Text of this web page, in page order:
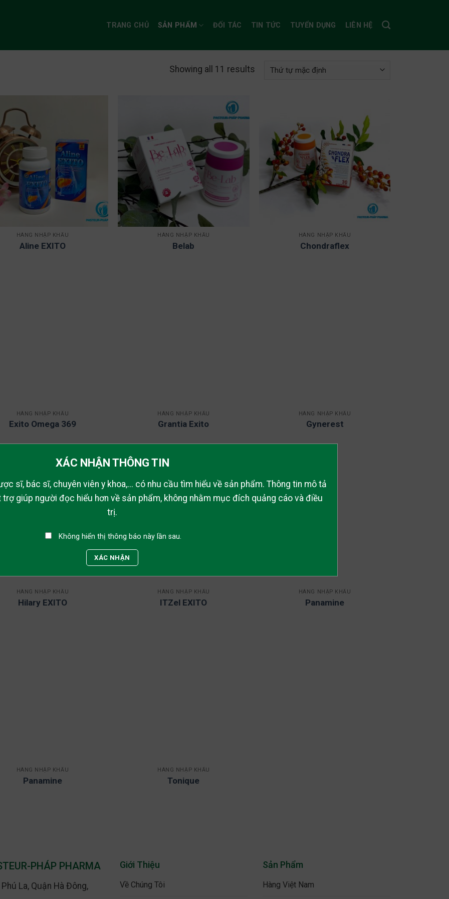
TRANG CHỦ SẢN PHẨM ĐỐI TÁC TIN TỨC TUYỂN DỤNG LIÊN HỆ
Showing all 11 results
HÀNG NHẬP KHẨU
Aline EXITO
HÀNG NHẬP KHẨU
Belab
HÀNG NHẬP KHẨU
Chondraflex
HÀNG NHẬP KHẨU
Exito Omega 369
HÀNG NHẬP KHẨU
Grantia Exito
HÀNG NHẬP KHẨU
Gynerest
HÀNG NHẬP KHẨU
Hilary EXITO
HÀNG NHẬP KHẨU
ITZel EXITO
HÀNG NHẬP KHẨU
Panamine
HÀNG NHẬP KHẨU
Panamine
HÀNG NHẬP KHẨU
Tonique
PHÁP PHARMA
La, Quận Hà Đông,
Giới Thiệu
Về Chúng Tôi
Sản Phẩm
Hàng Việt Nam
XÁC NHẬN THÔNG TIN
sĩ, bác sĩ, chuyên viên y khoa,... có nhu cầu tìm hiểu về sản phẩm. Thông tin mô tả
giúp người đọc hiểu hơn về sản phẩm, không nhằm mục đích quảng cáo và điều
trị.
Không hiển thị thông báo này lần sau.
XÁC NHẬN